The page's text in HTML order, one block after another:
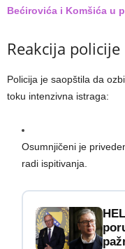
Bećirovića i Komšića u
Reakcija policije
Policija je saopštila da
toku intenzivna istraga:
Osumnjičeni je
radi ispitivanja.